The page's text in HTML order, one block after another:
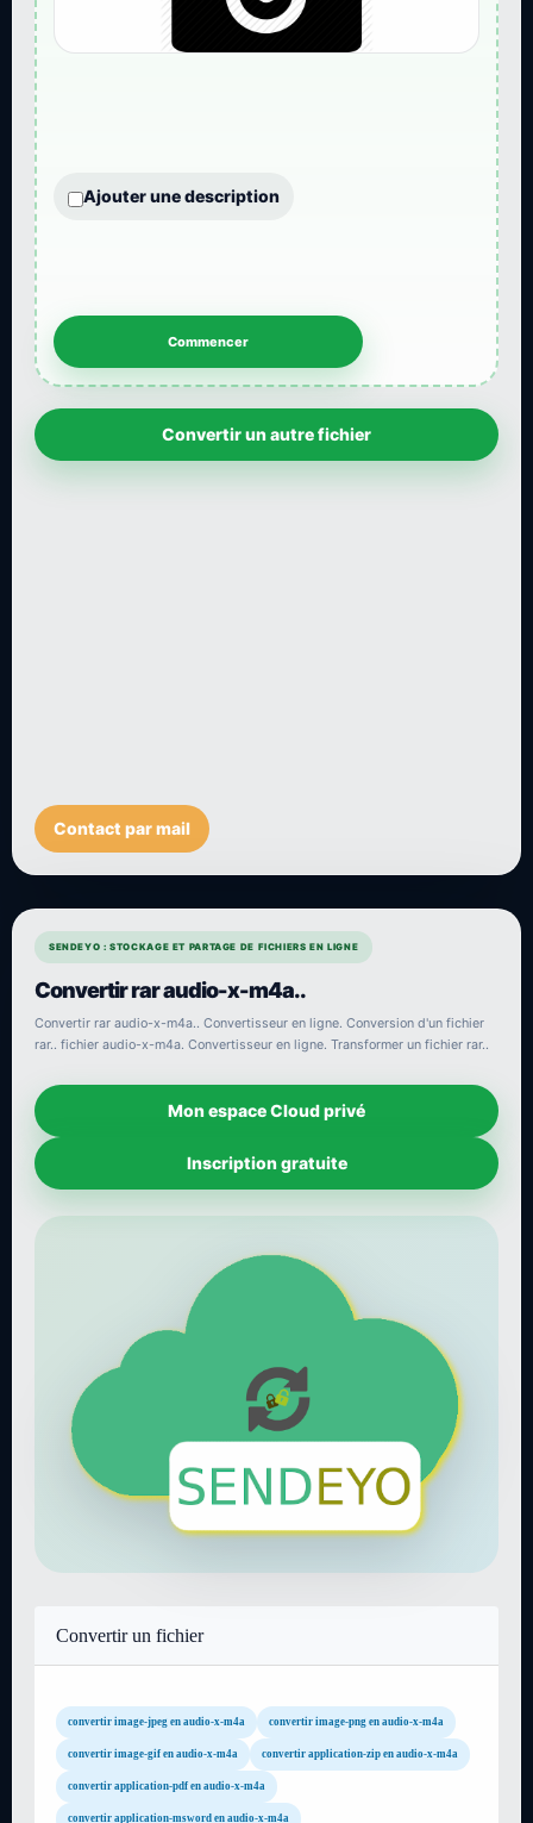
Ajouter une description
Convertir un autre fichier
Contact par mail
SENDEYO : STOCKAGE ET PARTAGE DE FICHIERS EN LIGNE
Convertir rar audio-x-m4a..
Convertir rar audio-x-m4a.. Convertisseur en ligne. Conversion d'un fichier
rar.. fichier audio-x-m4a. Convertisseur en ligne. Transformer un fichier rar..
Mon espace Cloud privé
Inscription gratuite
Convertir un fichier
convertir image-jpeg en audio-x-m4a convertir image-png en audio-x-m4a
convertir image-gif en audio-x-m4a convertir application-zip en audio-x-m4a
convertir application-pdf en audio-x-m4a
convertir application-msword en audio-x-m4a